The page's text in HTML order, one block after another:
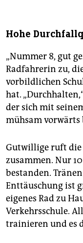
Hohe
„Nummer 8, gut
Radfahrerin zu,
vorbildlichen
hat.
der sich mit
mühsam vorwärts
Gutwillige ruft die
zusammen. Nur
bestanden.
Enttäuschung ist
eigenes Rad zu
Verkehrsschule.
trainieren und es